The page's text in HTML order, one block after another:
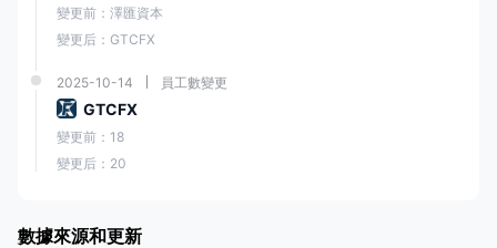
問
題
：
一
個
變更前：澤匯資本
變更后：GTCFX
2025-10-14 員工數變更
GTCFX
變更前：18
變更后：20
數據來源和更新